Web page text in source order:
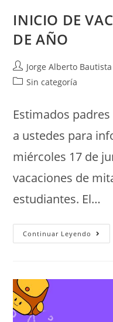
INICIO DE
DE AÑO
Jorge Alberto
Sin categoría
Estimados
a ustedes para
miércoles 17 de
vacaciones de
estudiantes. El…
Continuar Leyendo